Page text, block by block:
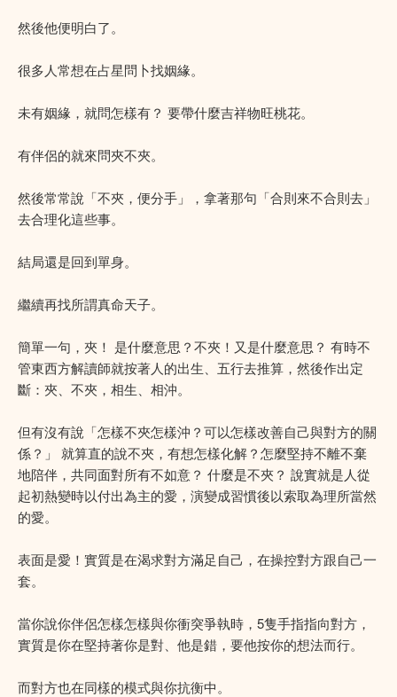
然後他便明白了。
很多人常想在占星問卜找姻緣。
未有姻緣，就問怎樣有？ 要帶什麼吉祥物旺桃花。
有伴侶的就來問夾不夾。
然後常常說「不夾，便分手」，拿著那句「合則來不合則去」
去合理化這些事。
結局還是回到單身。
繼續再找所謂真命天子。
簡單一句，夾！ 是什麼意思？不夾！又是什麼意思？ 有時不
管東西方解讀師就按著人的出生、五行去推算，然後作出定
斷：夾、不夾，相生、相沖。
但有沒有說「怎樣不夾怎樣沖？可以怎樣改善自己與對方的關
係？」 就算直的說不夾，有想怎樣化解？怎麼堅持不離不棄
地陪伴，共同面對所有不如意？ 什麼是不夾？ 說實就是人從
起初熱變時以付出為主的愛，演變成習慣後以索取為理所當然
的愛。
表面是愛！實質是在渴求對方滿足自己，在操控對方跟自己一
套。
當你說你伴侶怎樣怎樣與你衝突爭執時，5隻手指指向對方，
實質是你在堅持著你是對、他是錯，要他按你的想法而行。
而對方也在同樣的模式與你抗衡中。